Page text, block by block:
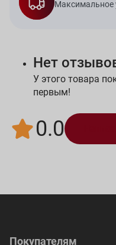
Максимальное
Нет
У этого товара
первым!
0.0
Покупателям